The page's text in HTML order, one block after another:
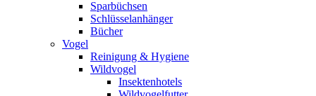
Sparbüchsen
Schlüsselanhänger
Bücher
Vogel
Reinigung & Hygiene
Wildvogel
Insektenhotels